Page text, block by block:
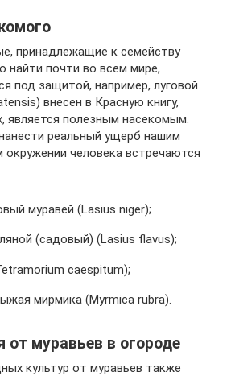
принадлежащие к семейству
найти почти во всем мире,
под защитой, например, луговой
внесен в Красную книгу,
является полезным насекомым.
реальный ущерб нашим
человека встречаются
муравей (Lasius niger);
(садовый) (Lasius flavus);
caespitum);
мирмика (Myrmica rubra).
от муравьев в огороде
культур от муравьев также